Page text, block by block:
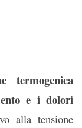
termogenica
e i dolori
alla tensione